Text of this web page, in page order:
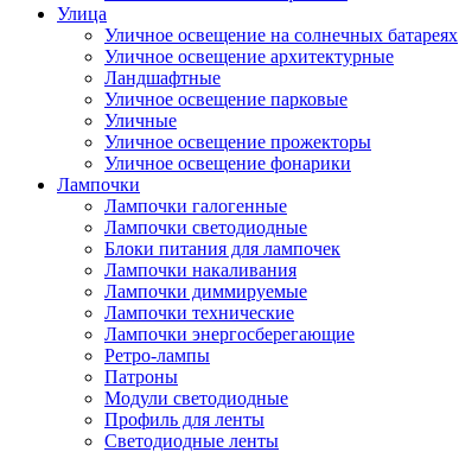
Улица
Уличное освещение на солнечных батареях
Уличное освещение архитектурные
Ландшафтные
Уличное освещение парковые
Уличные
Уличное освещение прожекторы
Уличное освещение фонарики
Лампочки
Лампочки галогенные
Лампочки светодиодные
Блоки питания для лампочек
Лампочки накаливания
Лампочки диммируемые
Лампочки технические
Лампочки энергосберегающие
Ретро-лампы
Патроны
Модули светодиодные
Профиль для ленты
Светодиодные ленты